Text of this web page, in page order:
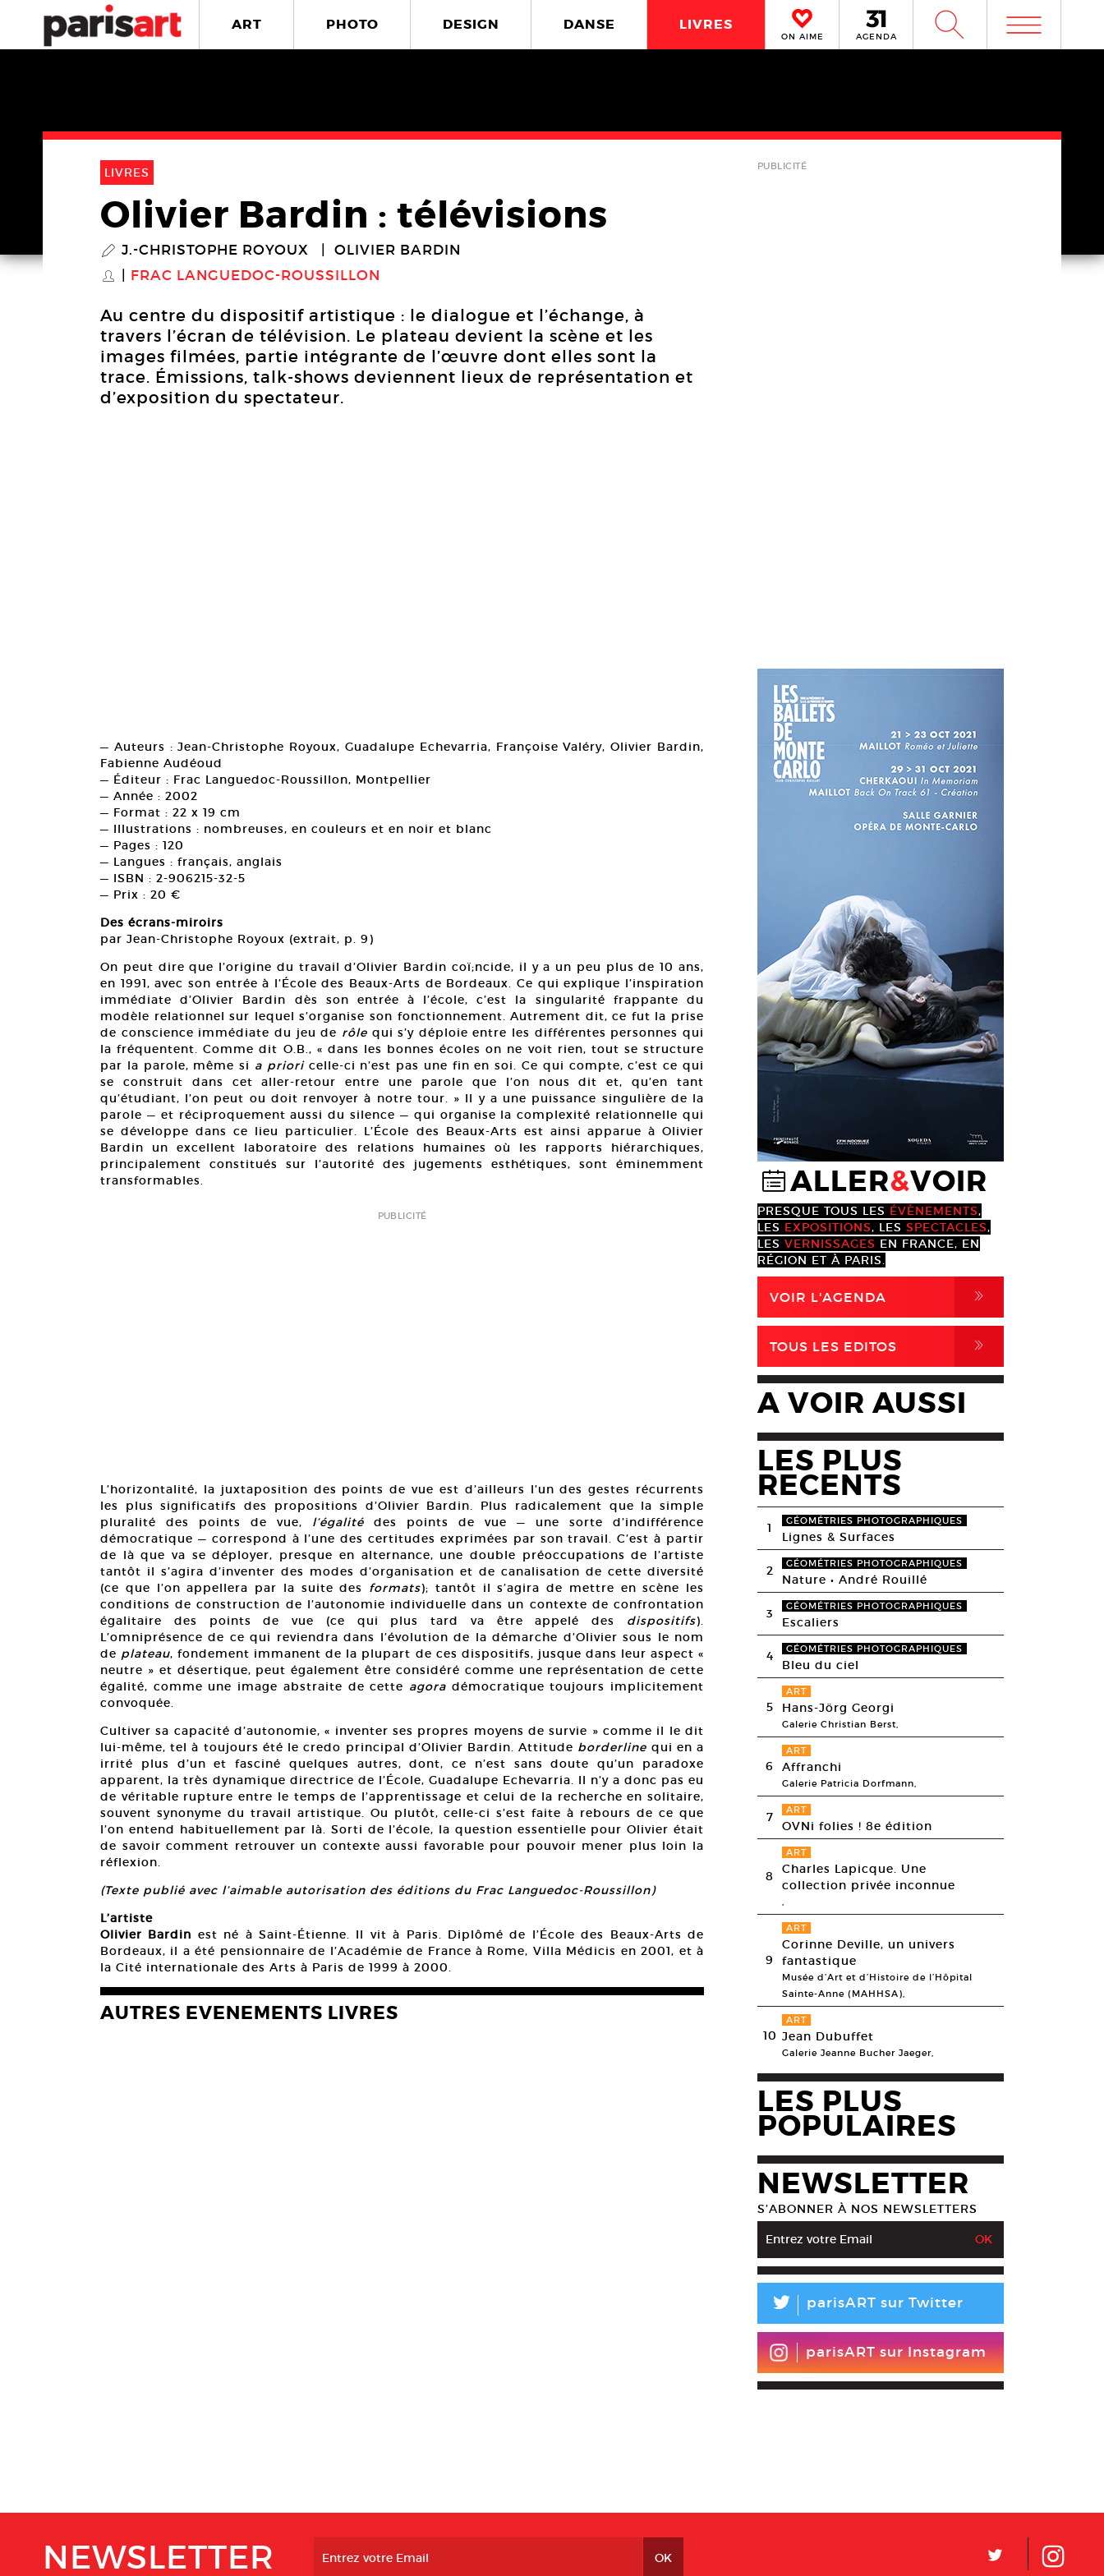
ART PHOTO DESIGN DANSE LIVRES
ON AIME AGENDA W m
LIVRES
Olivier Bardin : télévisions
P J.-CHRISTOPHE ROYOUX OLIVIER BARDIN
S FRAC LANGUEDOC-ROUSSILLON
Au centre du dispositif artistique : le dialogue et l’échange, à
travers l’écran de télévision. Le plateau devient la scène et les
images filmées, partie intégrante de l’œuvre dont elles sont la
trace. Émissions, talk-shows deviennent lieux de représentation et
d’exposition du spectateur.
— Auteurs : Jean-Christophe Royoux, Guadalupe Echevarria, Françoise Valéry, Olivier Bardin,
Fabienne Audéoud
— Éditeur : Frac Languedoc-Roussillon, Montpellier
— Année : 2002
— Format : 22 x 19 cm
— Illustrations : nombreuses, en couleurs et en noir et blanc
— Pages : 120
— Langues : français, anglais
— ISBN : 2-906215-32-5
— Prix : 20 €
Des écrans-miroirs
par Jean-Christophe Royoux (extrait, p. 9)
On peut dire que l’origine du travail d’Olivier Bardin coï;ncide, il y a un peu plus de 10 ans,
en 1991, avec son entrée à l’École des Beaux-Arts de Bordeaux. Ce qui explique l’inspiration
immédiate d’Olivier Bardin dès son entrée à l’école, c’est la singularité frappante du
modèle relationnel sur lequel s’organise son fonctionnement. Autrement dit, ce fut la prise
de conscience immédiate du jeu de rôlequi s’y déploie entre les différentes personnes qui
la fréquentent. Comme dit O.B., « dans les bonnes écoles on ne voit rien, tout se structure
par la parole, même si a prioricelle-ci n’est pas une fin en soi. Ce qui compte, c’est ce qui
se construit dans cet aller-retour entre une parole que l’on nous dit et, qu’en tant
qu’étudiant, l’on peut ou doit renvoyer à notre tour. » Il y a une puissance singulière de la
parole — et réciproquement aussi du silence — qui organise la complexité relationnelle qui
se développe dans ce lieu particulier. L’École des Beaux-Arts est ainsi apparue à Olivier
Bardin un excellent laboratoire des relations humaines où les rapports hiérarchiques,
principalement constitués sur l’autorité des jugements esthétiques, sont éminemment
transformables.
PUBLICITÉ
L’horizontalité, la juxtaposition des points de vue est d’ailleurs l’un des gestes récurrents
les plus significatifs des propositions d’Olivier Bardin. Plus radicalement que la simple
pluralité des points de vue, l’égalité des points de vue — une sorte d’indifférence
démocratique — correspond à l’une des certitudes exprimées par son travail. C’est à partir
de là que va se déployer, presque en alternance, une double préoccupations de l’artiste
tantôt il s’agira d’inventer des modes d’organisation et de canalisation de cette diversité
(ce que l’on appellera par la suite des formats); tantôt il s’agira de mettre en scène les
conditions de construction de l’autonomie individuelle dans un contexte de confrontation
égalitaire des points de vue (ce qui plus tard va être appelé des dispositifs).
L’omniprésence de ce qui reviendra dans l’évolution de la démarche d’Olivier sous le nom
de plateau, fondement immanent de la plupart de ces dispositifs, jusque dans leur aspect «
neutre » et désertique, peut également être considéré comme une représentation de cette
égalité, comme une image abstraite de cette agoradémocratique toujours implicitement
convoquée.
Cultiver sa capacité d’autonomie, « inventer ses propres moyens de survie » comme il le dit
lui-même, tel à toujours été le credo principal d’Olivier Bardin. Attitude borderline qui en a
irrité plus d’un et fasciné quelques autres, dont, ce n’est sans doute qu’un paradoxe
apparent, la très dynamique directrice de l’École, Guadalupe Echevarria. Il n’y a donc pas eu
de véritable rupture entre le temps de l’apprentissage et celui de la recherche en solitaire,
souvent synonyme du travail artistique. Ou plutôt, celle-ci s’est faite à rebours de ce que
l’on entend habituellement par là. Sorti de l’école, la question essentielle pour Olivier était
de savoir comment retrouver un contexte aussi favorable pour pouvoir mener plus loin la
réflexion.
(Texte publié avec l’aimable autorisation des éditions du Frac Languedoc-Roussillon)
L’artiste
Olivier Bardin est né à Saint-Étienne. Il vit à Paris. Diplômé de l’École des Beaux-Arts de
Bordeaux, il a été pensionnaire de l’Académie de France à Rome, Villa Médicis en 2001, et à
la Cité internationale des Arts à Paris de 1999 à 2000.
AUTRES EVENEMENTS LIVRES
PUBLICITÉ
@ALLER&VOIR
PRESQUE TOUS LES ÉVÈNEMENTS,
LES EXPOSITIONS, LES SPECTACLES,
LES VERNISSAGES EN FRANCE, EN
RÉGION ET À PARIS.
VOIR L'AGENDA ,
TOUS LES EDITOS ,
A VOIR AUSSI
LES PLUS
RECENTS
1 GÉOMÉTRIES PHOTOGRAPHIQUES
Lignes & Surfaces
2 GÉOMÉTRIES PHOTOGRAPHIQUES
Nature • André Rouillé
3 GÉOMÉTRIES PHOTOGRAPHIQUES
Escaliers
4 GÉOMÉTRIES PHOTOGRAPHIQUES
Bleu du ciel
5
ART
Hans-Jörg Georgi
Galerie Christian Berst,
6
ART
Affranchi
Galerie Patricia Dorfmann,
7 ART
OVNi folies ! 8e édition
8
ART
Charles Lapicque. Une
collection privée inconnue
,
9
ART
Corinne Deville, un univers
fantastique
Musée d’Art et d’Histoire de l’Hôpital
Sainte-Anne (MAHHSA),
10
ART
Jean Dubuffet
Galerie Jeanne Bucher Jaeger,
LES PLUS
POPULAIRES
NEWSLETTER
S’ABONNER À NOS NEWSLETTERS
L parisART sur Twitter
parisART sur Instagram
NEWSLETTER L